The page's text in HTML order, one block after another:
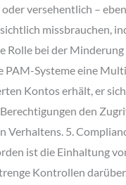
versehentlich –
missbrauchen,
bei der
Systeme eine
Kontos erhält, er
den
5.
ist die Einhaltung
Kontrollen